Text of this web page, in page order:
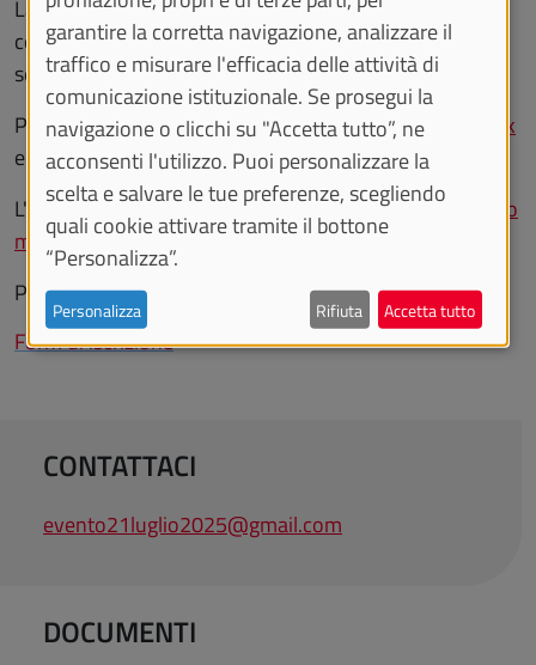
La partecipazione è gratuita ed è aperta a tutta la
comunità universitaria e ai professionisti del
settore/ambito della salute mentale.
Programma completo disponibile sulla pagina
Facebook
e
Instagramdell'iniziativa.
L'evento viene trasmesso indiretta streamingsu
Unito
media.
Per partecipare:
Form di iscrizione
CONTATTACI
evento21luglio2025@gmail.com
DOCUMENTI
garantire la corretta navigazione, analizzare il
traffico e misurare l'efficacia delle attività di
comunicazione istituzionale. Se prosegui la
navigazione o clicchi su "Accetta tutto”, ne
acconsenti l'utilizzo. Puoi personalizzare la
scelta e salvare le tue preferenze, scegliendo
quali cookie attivare tramite il bottone
“Personalizza”.
Personalizza Rifiuta Accetta tutto